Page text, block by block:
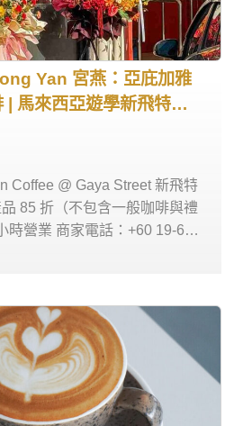
Yan 宮燕：亞庇加雅
| 馬來西亞遊學新飛特約
Coffee @ Gaya Street 新飛特
85 折（不包含一般咖啡與禮
時營業 商家電話：+60 19-667